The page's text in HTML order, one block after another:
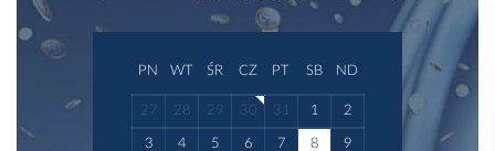
PN WT ŚR CZ PT SB ND
27 28 29 30 31 1 2
3 4 5 6 7 8 9